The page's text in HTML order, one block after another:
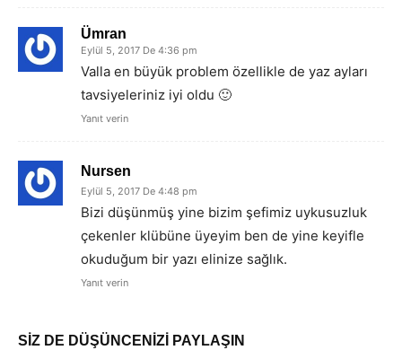
Ümran
Eylül 5, 2017 De 4:36 pm
Valla en büyük problem özellikle de yaz ayları
tavsiyeleriniz iyi oldu 🙂
Yanıt verin
Nursen
Eylül 5, 2017 De 4:48 pm
Bizi düşünmüş yine bizim şefimiz uykusuzluk
çekenler klübüne üyeyim ben de yine keyifle
okuduğum bir yazı elinize sağlık.
Yanıt verin
SİZ DE DÜŞÜNCENİZİ PAYLAŞIN